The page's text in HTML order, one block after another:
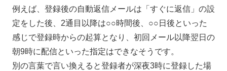
例えば、登録後の自動返信メールは「すぐに返信」の設
定をした後、2通目以降は○○時間後、○○日後といった
感じで登録時からの起算となり、初回メール以降翌日の
朝9時に配信といった指定はできなそうです。
別の言葉で言い換えると登録者が深夜3時に登録した場